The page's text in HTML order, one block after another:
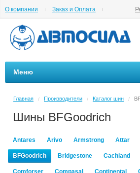
О компании
Заказ и Оплата
Меню
Главная / Производители / Каталог шин /
Шины BFGoodrich
Antares Arivo Armstrong Attar
BFGoodrich Bridgestone Cachland
Comforser Compasal Continental